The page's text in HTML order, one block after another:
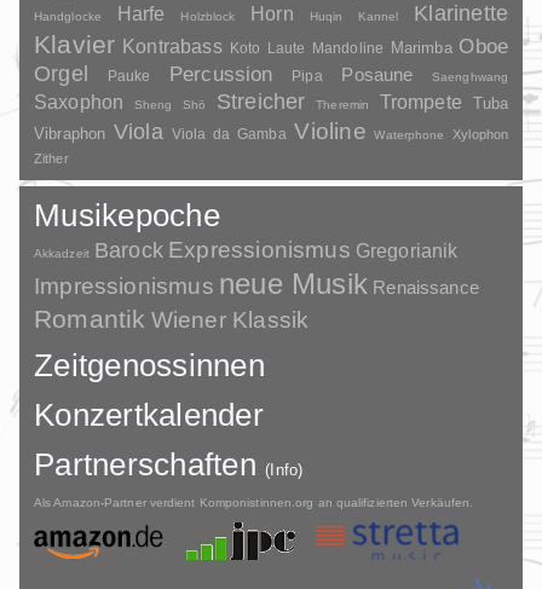
Handglocke
Harfe Holzblock Horn Huqin Kannel Klarinette
Klavier Kontrabass Koto Laute Mandoline Marimba Oboe
Orgel Pauke Percussion Pipa Posaune Saenghwang
Saxophon Sheng Shō Streicher Theremin Trompete
Tuba
Vibraphon Viola Viola da Gamba Violine Waterphone
Xylophon
Zither
Musikepoche
Akkadzeit Barock Expressionismus Gregorianik
Impressionismus neue Musik Renaissance
Romantik Wiener Klassik
Zeitgenossinnen
Konzertkalender
Partnerschaften(Info)
Als Amazon-Partner verdient Komponistinnen.org an qualifizierten Verkäufen.